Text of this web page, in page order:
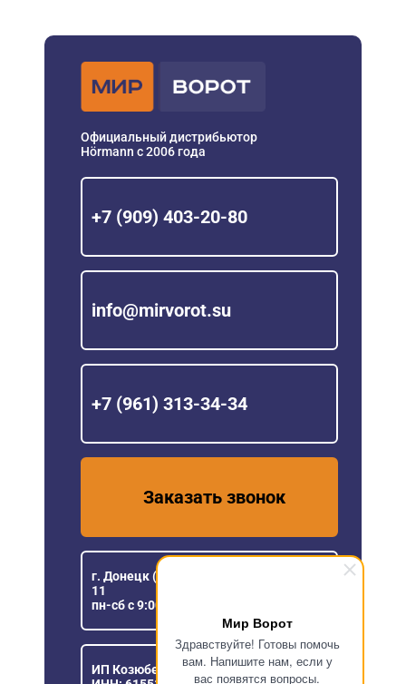
Мир Ворот
Здравствуйте! Готовы помочь
вам. Напишите нам, если у
вас появятся вопросы.
Официальный дистрибьютор
Hörmann с 2006 года
+7 (909) 403-20-80
info@mirvorot.su
+7 (961) 313-34-34
Заказать звонок
г. Донецк (ДНР), ул Розы Люксембург,
11
пн-сб с 9:00 до 18:00
ИП Козюберда Денис Александрович